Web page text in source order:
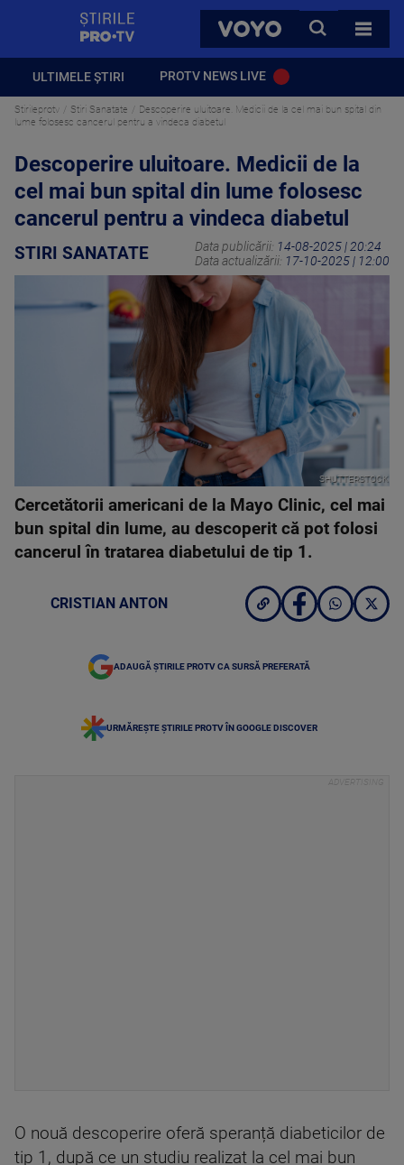
VOYO
CAUTA
TOATE
ULTIMELE ȘTIRI PROTV NEWS LIVE
Stirileprotv Stiri Sanatate
Descoperire uluitoare. Medicii de la cel mai bun spital din
lume folosesc cancerul pentru a vindeca diabetul
Descoperire uluitoare. Medicii de la
cel mai bun spital din lume folosesc
cancerul pentru a vindeca diabetul
STIRI SANATATE Data publicării: 14-08-2025 | 20:24
Data actualizării: 17-10-2025 | 12:00
SHUTTERSTOCK
Cercetătorii americani de la Mayo Clinic, cel mai
bun spital din lume, au descoperit că pot folosi
cancerul în tratarea diabetului de tip 1.
CRISTIAN ANTON
ADAUGĂ ȘTIRILE PROTV CA SURSĂ PREFERATĂ
URMĂREȘTE ȘTIRILE PROTV ÎN GOOGLE DISCOVER
O nouă descoperire oferă speranță diabeticilor de
tip 1, după ce un studiu realizat la cel mai bun